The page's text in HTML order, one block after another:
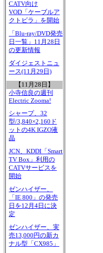
CATV向け
VOD「ケーブルア
クトビラ」を開始
「Blu-ray/DVD発売
日一覧」11月28日
の更新情報
ダイジェストニュ
ース(11月29日)
【11月28日】
小寺信良の週刊
Electric Zooma!
シャープ、32
型/3,840×2,160ド
ットの4K IGZO液
晶
JCN、KDDI「Smart
TV Box」利用の
CATVサービスを
開始
ゼンハイザー、
「IE 800」の発売
日を12月4日に決
定
ゼンハイザー、実
売13,000円の新カ
ナル型「CX985」